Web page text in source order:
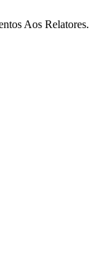
Aos Relatores.